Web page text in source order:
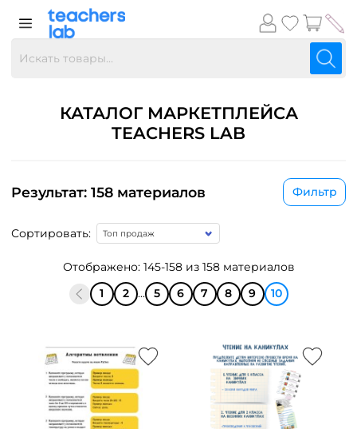
КАТАЛОГ МАРКЕТПЛЕЙСА
TEACHERS LAB
Результат: 158 материалов Фильтр
Сортировать:
Отображено: 145-158 из 158 материалов
1
2 ... 5 6 7 8 9 10